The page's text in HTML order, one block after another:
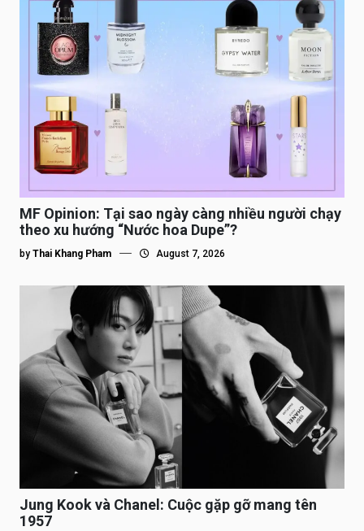
MF Opinion: Tại sao ngày càng nhiều người chạy
theo xu hướng “Nước hoa Dupe”?
by Thai Khang Pham August 7, 2026
Jung Kook và Chanel: Cuộc gặp gỡ mang tên
1957